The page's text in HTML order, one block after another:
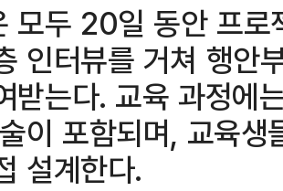
모두 20일 동안 프
인터뷰를 거쳐 행안
받는다. 교육 과정에
이 포함되며, 교육
설계한다.